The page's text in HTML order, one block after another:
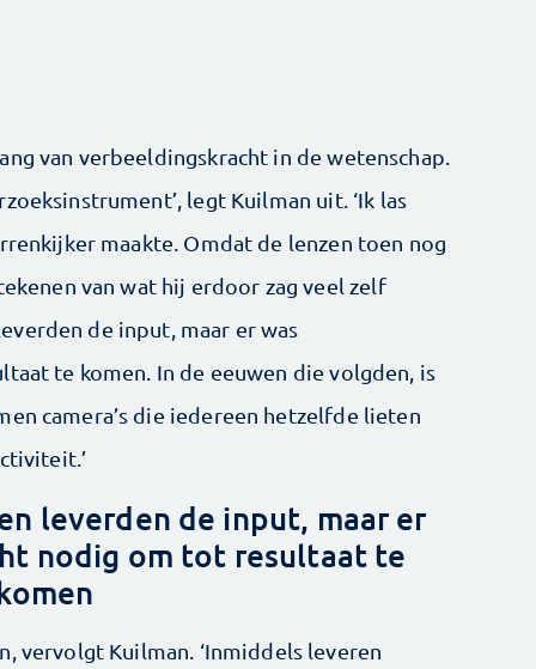
van verbeeldingskracht in de wetenschap.
legt Kuilman uit. ‘Ik las
maakte. Omdat de lenzen toen nog
van wat hij erdoor zag veel zelf
de input, maar er was
te komen. In de eeuwen die volgden, is
camera’s die iedereen hetzelfde lieten
leverden de input, maar er
nodig om tot resultaat te
vervolgt Kuilman. ‘Inmiddels leveren